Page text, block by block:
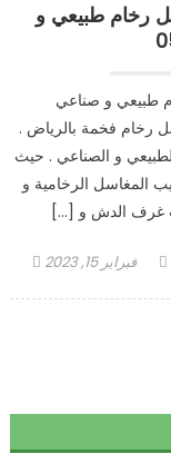
رخام طبيعي و
طبيعي و صناعي
رخام فخمة بالرياض .
و الصناعي . حيث
المغاسل الرخامية و
غرف الدش و […]
Posted فبراير 15, 2023